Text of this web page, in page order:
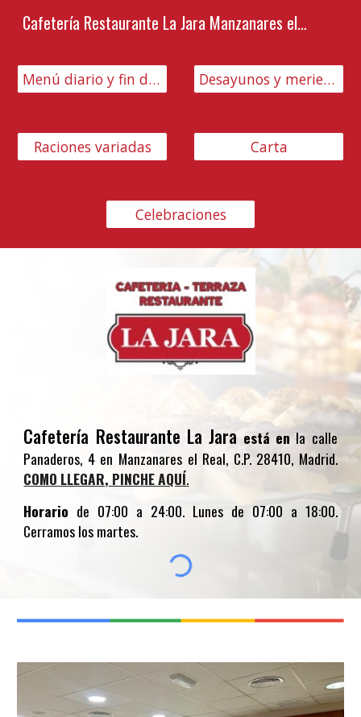
Skip to main content Skip to navigation
Cafetería Restaurante La Jara Manzanares el Real
Menú diario y fin de semana Desayunos y meriendas
Raciones variadas Carta
Celebraciones
Cafetería Restaurante La Jara está en la calle
Panaderos, 4 en Manzanares el Real, C.P. 28410, Madrid.
COMO LLEGAR, PINCHE AQUÍ.
Horario de 07:00 a 24:00. Lunes de 07:00 a 18:00.
Cerramos los martes.